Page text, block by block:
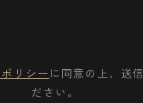
リシー に同意の上、送
ださい。